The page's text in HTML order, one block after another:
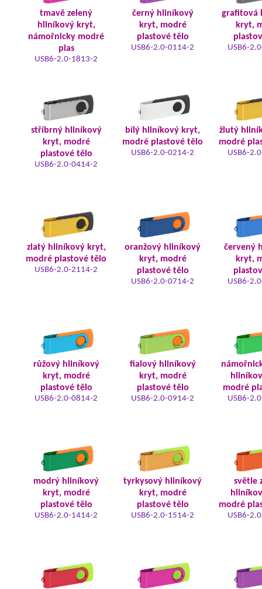
tmavě zelený
hliníkový kryt,
námořnicky modré
plas
USB6-2.0-1813-2
černý hliníkový
kryt, modré
plastové tělo
USB6-2.0-0114-2
grafitová
kryt,
USB6-
stříbrný hliníkový
kryt, modré
plastové tělo
USB6-2.0-0414-2
bílý hliníkový kryt,
modré plastové tělo
USB6-2.0-0214-2
žlutý
modré
USB6-
zlatý hliníkový kryt,
modré plastové tělo
USB6-2.0-2114-2
oranžový hliníkový
kryt, modré
plastové tělo
USB6-2.0-0714-2
červený
kryt,
USB6-
růžový hliníkový
kryt, modré
plastové tělo
USB6-2.0-0814-2
fialový hliníkový
kryt, modré
plastové tělo
USB6-2.0-0914-2
modré
USB6-
modrý hliníkový
kryt, modré
plastové tělo
USB6-2.0-1414-2
tyrkysový hliníkový
kryt, modré
plastové tělo
USB6-2.0-1514-2
světle
modré
USB6-